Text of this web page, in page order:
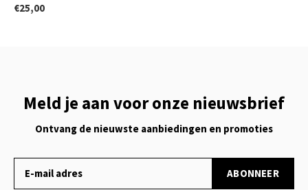
€25,00
Meld je aan voor onze nieuwsbrief
Ontvang de nieuwste aanbiedingen en promoties
ABONNEER